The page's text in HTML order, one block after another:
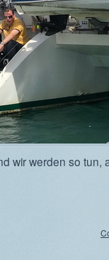
wir werden so tun,